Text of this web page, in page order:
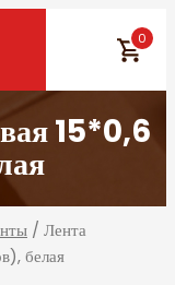
0
15*0,6
/ Лента
белая